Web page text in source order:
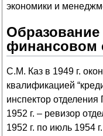
экономики и
Образование
финансовом
С.М. Каз в 1949 г.
квалификацией
инспектор
1952 г. – ревизор
1952 г. по июль 1954